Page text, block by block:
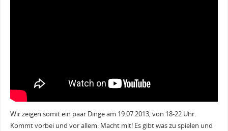
Wir zeigen somit ein paar Dinge am 19.07.2013, von 18-22 Uhr.
Kommt vorbei und vor allem: Macht mit! Es gibt was zu spielen und